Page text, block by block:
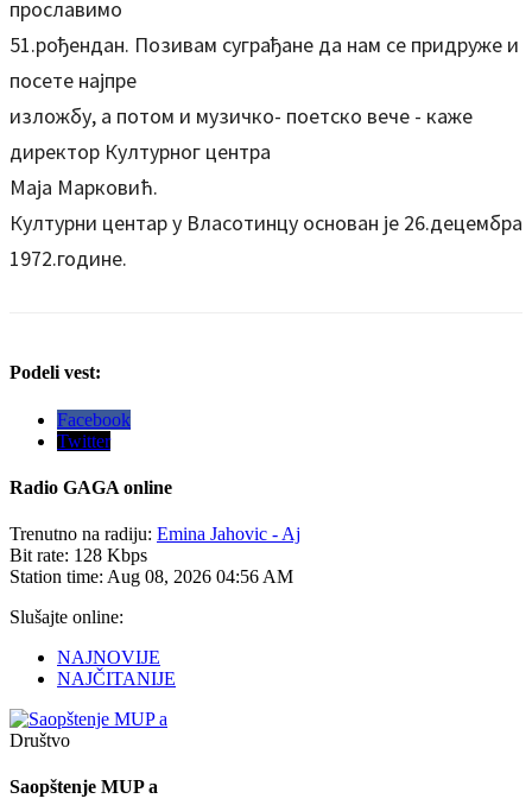
прославимо
51.рођендан. Позивам суграђане да нам се придруже и
посете најпре
изложбу, а потом и музичко- поетско вече - каже
директор Културног центра
Маја Марковић.
Културни центар у Власотинцу основан је 26.децембра
1972.године.
Podeli vest:
Facebook
Twitter
Radio GAGA online
Trenutno na radiju: Emina Jahovic - Aj
Bit rate: 128 Kbps
Station time: Aug 08, 2026 04:56 AM
Slušajte online:
NAJNOVIJE
NAJČITANIJE
Društvo
Saopštenje MUP a